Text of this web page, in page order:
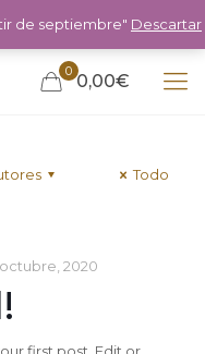
0 0,00€
Todo
octubre, 2020
de septiembre" Descartar